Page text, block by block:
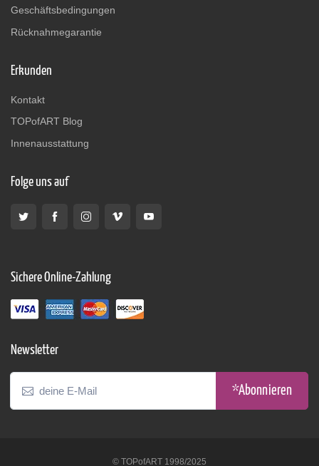
Geschäftsbedingungen
Rücknahmegarantie
Erkunden
Kontakt
TOPofART Blog
Innenausstattung
Folge uns auf
Sichere Online-Zahlung
Newsletter
*Abonnieren
© TOPofART 1998/2025